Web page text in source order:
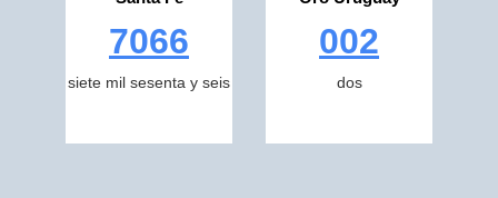
7066
siete mil sesenta y seis
002
dos